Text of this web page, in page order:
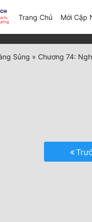
Trang Chủ Mới Cập
Sủng » Chương 74: